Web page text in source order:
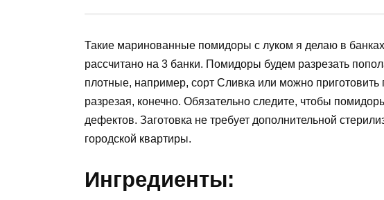
Такие маринованные помидоры с луком я делаю в
рассчитано на 3 банки. Помидоры будем разрезать
плотные, например, сорт Cливка или можно
разрезая, конечно. Обязательно следите, чтобы
дефектов. Заготовка не требует дополнительной
городской квартиры.
Ингредиенты: